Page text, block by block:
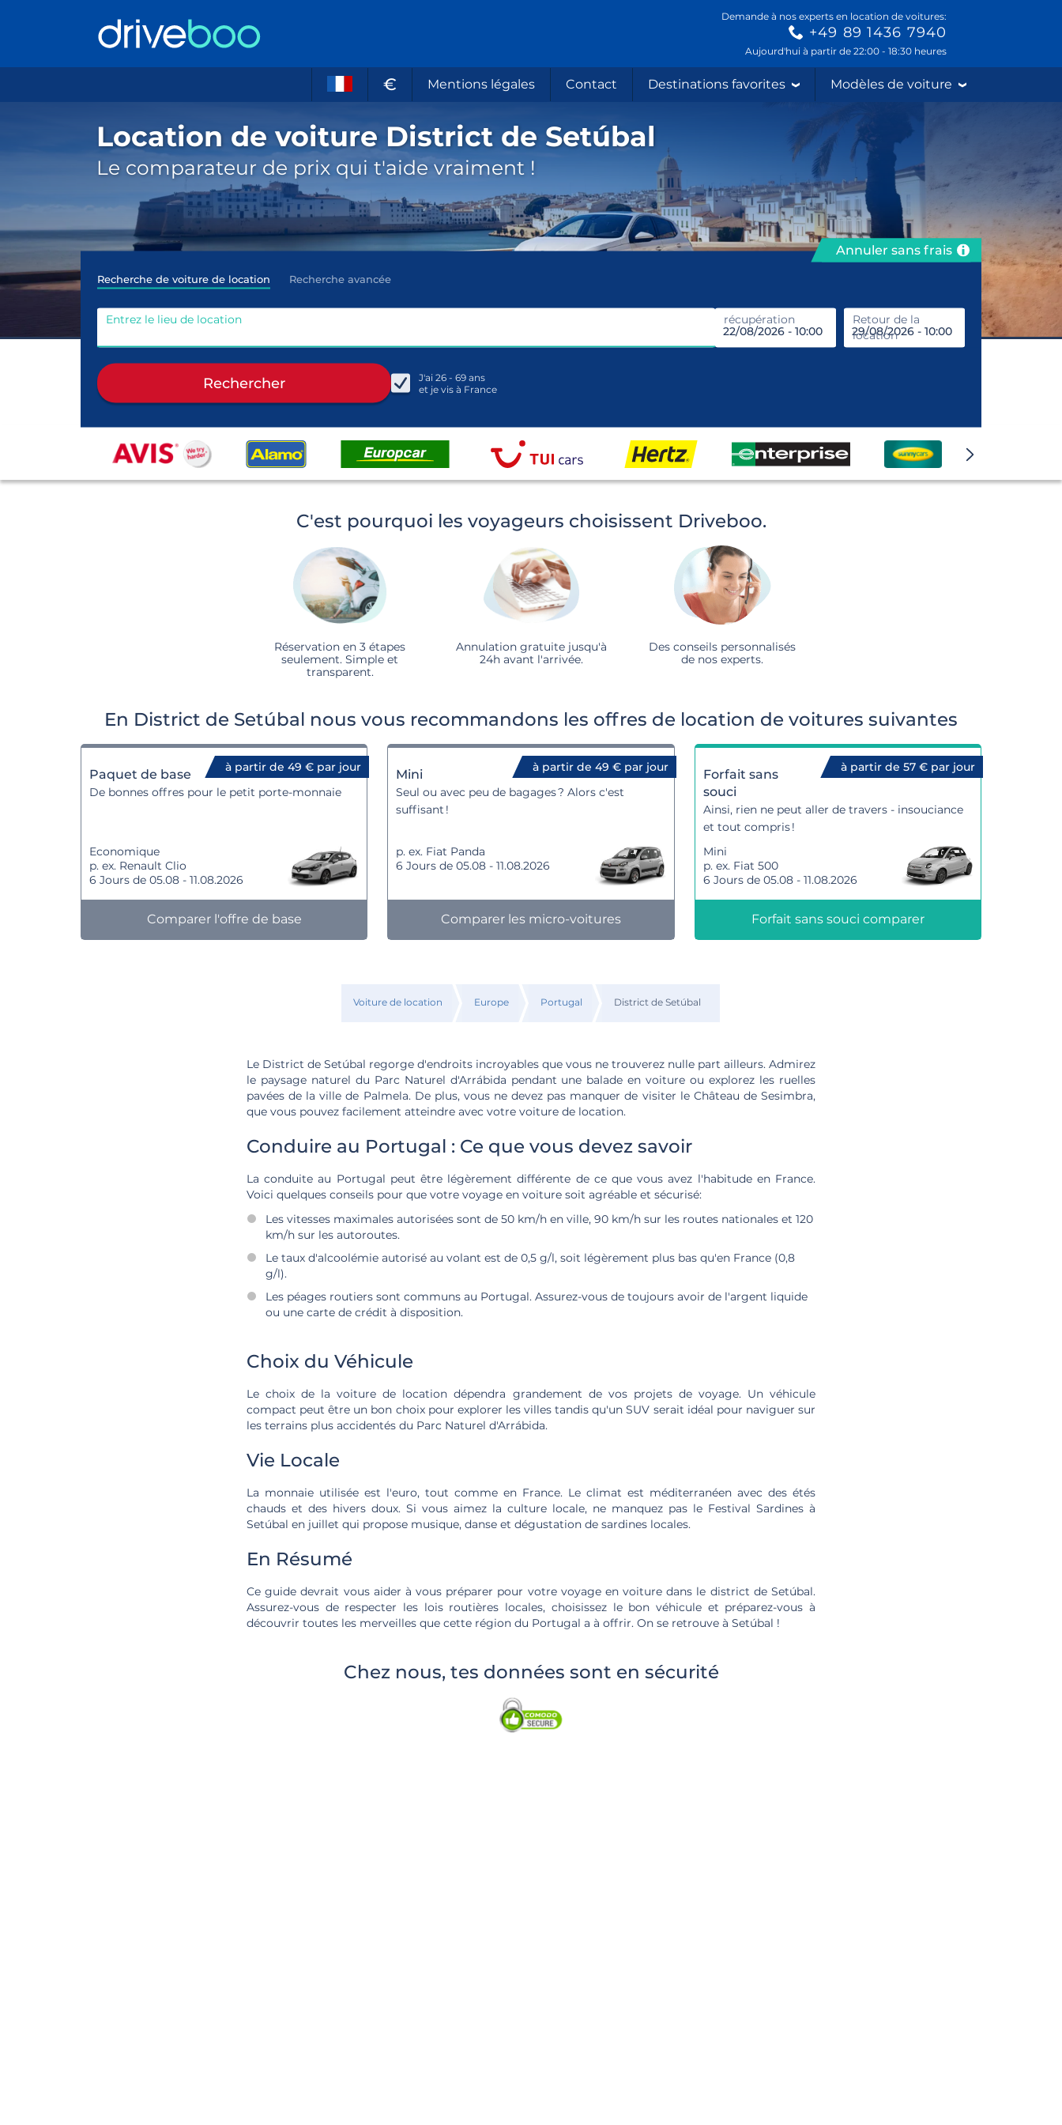
Demande à nos experts en location de voitures:
+49 89 1436 7940
Aujourd'hui à partir de 22:00 - 18:30 heures
€ Mentions légales Contact Destinations favorites Modèles de voiture
Location de voiture District de Setúbal
Le comparateur de prix qui t'aide vraiment !
Annuler sans frais
Recherche de voiture de location Recherche avancée
Entrez le lieu de location récupération
Retour de la
location
Entrez le lieu de location
J'ai 26 - 69 ans
et je vis à France
Rechercher
C'est pourquoi les voyageurs choisissent Driveboo.
Réservation en 3 étapes
seulement. Simple et
transparent.
Annulation gratuite jusqu'à
24h avant l'arrivée.
Des conseils personnalisés
de nos experts.
En District de Setúbal nous vous recommandons les offres de location de voitures suivantes
à partir de 49 € par jour
Paquet de base
De bonnes offres pour le petit porte-monnaie
Economique
p. ex. Renault Clio
6 Jours de 05.08 - 11.08.2026
Comparer l'offre de base
à partir de 49 € par jour
Mini
Seul ou avec peu de bagages ? Alors c'est
suffisant !
p. ex. Fiat Panda
6 Jours de 05.08 - 11.08.2026
Comparer les micro-voitures
à partir de 57 € par jour
Forfait sans
souci
Ainsi, rien ne peut aller de travers - insouciance
et tout compris !
Mini
p. ex. Fiat 500
6 Jours de 05.08 - 11.08.2026
Forfait sans souci comparer
Voiture de location Europe Portugal District de Setúbal
Le District de Setúbal regorge d'endroits incroyables que vous ne trouverez nulle part ailleurs. Admirez
le paysage naturel du Parc Naturel d'Arrábida pendant une balade en voiture ou explorez les ruelles
pavées de la ville de Palmela. De plus, vous ne devez pas manquer de visiter le Château de Sesimbra,
que vous pouvez facilement atteindre avec votre voiture de location.
Conduire au Portugal : Ce que vous devez savoir
La conduite au Portugal peut être légèrement différente de ce que vous avez l'habitude en France.
Voici quelques conseils pour que votre voyage en voiture soit agréable et sécurisé:
Les vitesses maximales autorisées sont de 50 km/h en ville, 90 km/h sur les routes nationales et 120
km/h sur les autoroutes.
Le taux d'alcoolémie autorisé au volant est de 0,5 g/l, soit légèrement plus bas qu'en France (0,8
g/l).
Les péages routiers sont communs au Portugal. Assurez-vous de toujours avoir de l'argent liquide
ou une carte de crédit à disposition.
Choix du Véhicule
Le choix de la voiture de location dépendra grandement de vos projets de voyage. Un véhicule
compact peut être un bon choix pour explorer les villes tandis qu'un SUV serait idéal pour naviguer sur
les terrains plus accidentés du Parc Naturel d'Arrábida.
Vie Locale
La monnaie utilisée est l'euro, tout comme en France. Le climat est méditerranéen avec des étés
chauds et des hivers doux. Si vous aimez la culture locale, ne manquez pas le Festival Sardines à
Setúbal en juillet qui propose musique, danse et dégustation de sardines locales.
En Résumé
Ce guide devrait vous aider à vous préparer pour votre voyage en voiture dans le district de Setúbal.
Assurez-vous de respecter les lois routières locales, choisissez le bon véhicule et préparez-vous à
découvrir toutes les merveilles que cette région du Portugal a à offrir. On se retrouve à Setúbal !
Chez nous, tes données sont en sécurité